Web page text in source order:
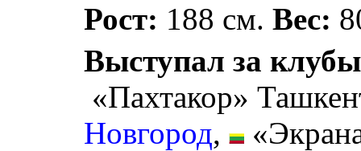
Рост: 188 см.Вес:
Выступал за
«Пахтакор»
Новгород,